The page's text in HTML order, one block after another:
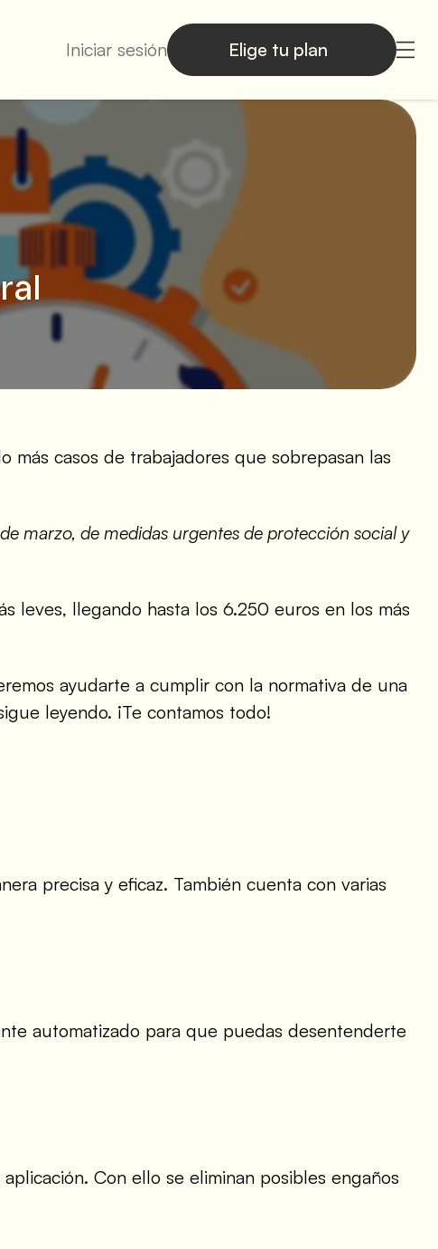
Iniciar sesión Elige tu plan
más casos de trabajadores que sobrepasan las
marzo, de medidas urgentes de protección social y
leves, llegando hasta los 6.250 euros en los más
ayudarte a cumplir con la normativa de una
leyendo. ¡Te contamos todo!
precisa y eficaz. También cuenta con varias
automatizado para que puedas desentenderte
Con ello se eliminan posibles engaños